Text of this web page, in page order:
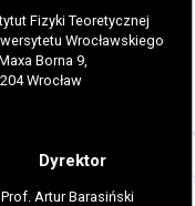
Fizyki Teoretycznej
Wrocławskiego
Borna 9,
Wrocław
Dyrektor
Prof. Artur Barasiński